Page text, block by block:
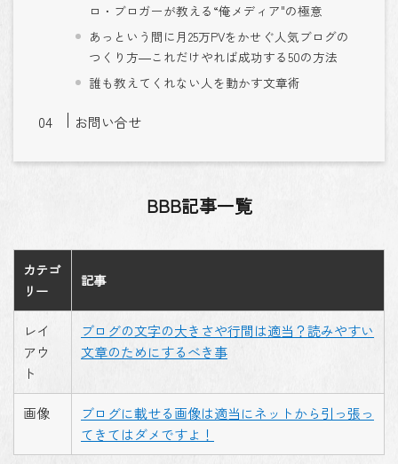
ロ・ブロガーが教える“俺メディア"の極意
あっという間に月25万PVをかせぐ人気ブログの
つくり方―これだけやれば成功する50の方法
誰も教えてくれない人を動かす文章術
お問い合せ
BBB記事一覧
カテゴ
リー
記事
レイ
アウ
ト
ブログの文字の大きさや行間は適当？読みやすい
文章のためにするべき事
画像
ブログに載せる画像は適当にネットから引っ張っ
てきてはダメですよ！